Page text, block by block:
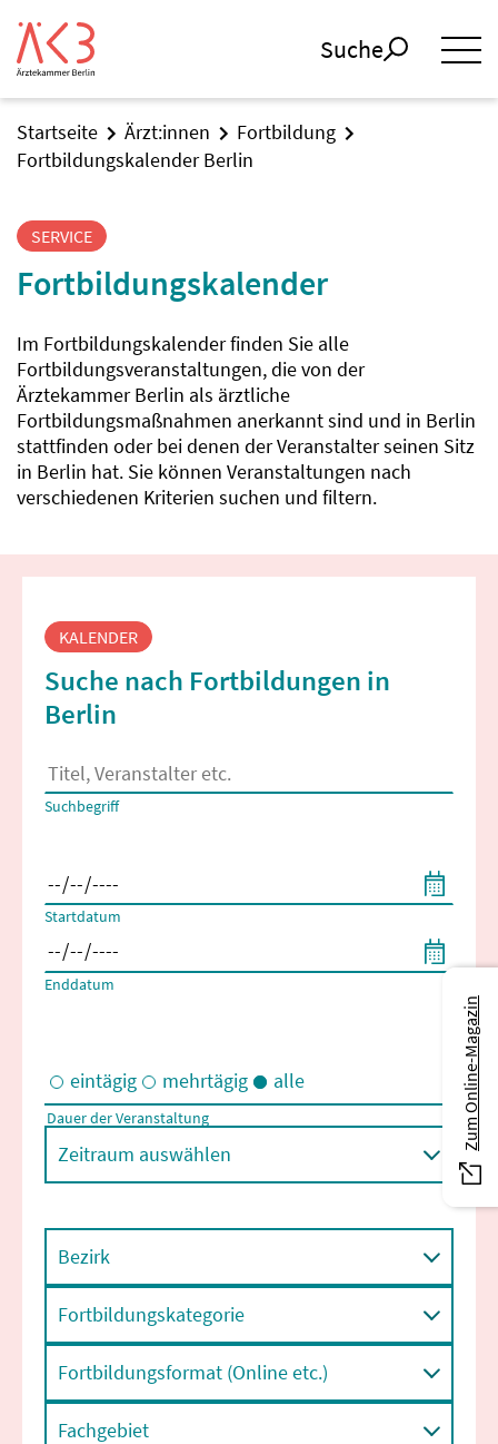
Suche
Startseite Ärzt:innen
Fortbildung
Fortbildungskalender Berlin
SERVICE
Fortbildungskalender
Im Fortbildungskalender finden Sie alle
Fortbildungsveranstaltungen, die von der
Ärztekammer Berlin als ärztliche
Fortbildungsmaßnahmen anerkannt sind und in Berlin
stattfinden oder bei denen der Veranstalter seinen Sitz
in Berlin hat. Sie können Veranstaltungen nach
verschiedenen Kriterien suchen und filtern.
Fortbildungssuche
KALENDER
Suche nach Fortbildungen in
Berlin
Es erscheinen Suchvorschläge, wenn mindestens 2 Zeichen
Suchbegriff
Startdatum
Enddatum
Eintägige und/oder mehrtägige Veranstaltungen
eintägig mehrtägig alle
Dauer der Veranstaltung
Zeitraum auswählen
Bezirk
Fortbildungskategorie
Fortbildungsformat (Online etc.)
Fachgebiet
Zum Online-Magazin